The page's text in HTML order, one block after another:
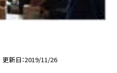
更新日 2019/11/26